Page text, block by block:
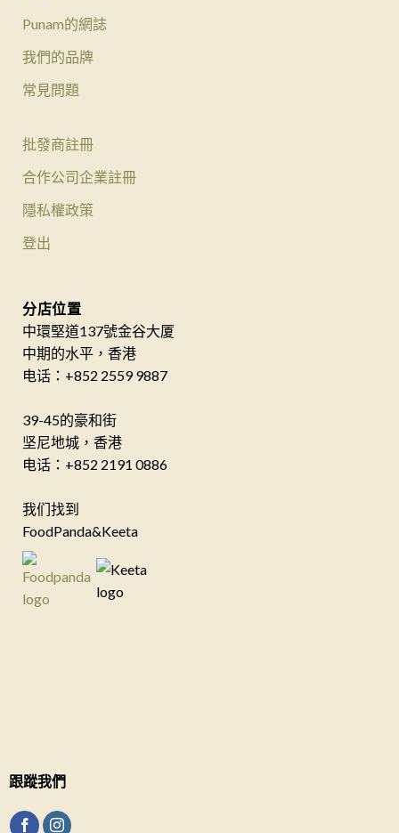
Punam的網誌
我們的品牌
常見問題
批發商註冊
合作公司企業註冊
隱私權政策
登出
分店位置
中環堅道137號金谷大厦
中期的水平，香港
电话：+852 2559 9887
39-45的豪和街
坚尼地城，香港
电话：+852 2191 0886
我们找到
FoodPanda&Keeta
跟蹤我們